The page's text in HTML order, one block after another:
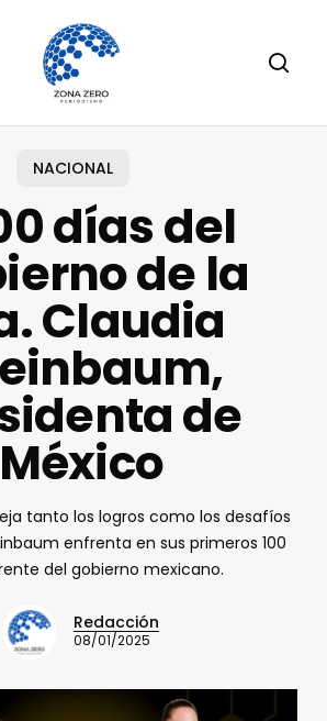
NACIONAL
días del
de la
Claudia
de
México
tanto los logros como los desafíos
enfrenta en sus primeros 100
del gobierno mexicano.
Redacción
08/01/2025